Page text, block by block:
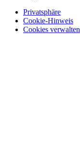
Privatsphäre
Cookie-Hinweis
Cookies verwalten